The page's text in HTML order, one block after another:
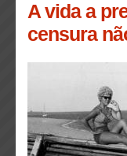
A vida a
censura